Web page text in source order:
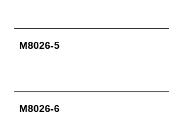
M8026-5
M8026-6